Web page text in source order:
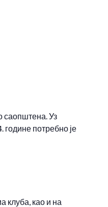
саопштена. Уз
године потребно је
клуба, као и на